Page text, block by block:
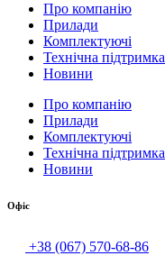
Про компанію
Прилади
Комплектуючі
Технічна підтримка
Новини
Про компанію
Прилади
Комплектуючі
Технічна підтримка
Новини
Офіс
+38 (067) 570-68-86